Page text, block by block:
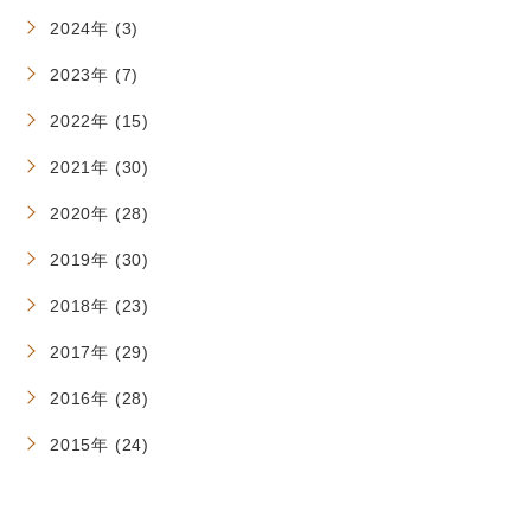
2024年 (3)
2023年 (7)
2022年 (15)
2021年 (30)
2020年 (28)
2019年 (30)
2018年 (23)
2017年 (29)
2016年 (28)
2015年 (24)